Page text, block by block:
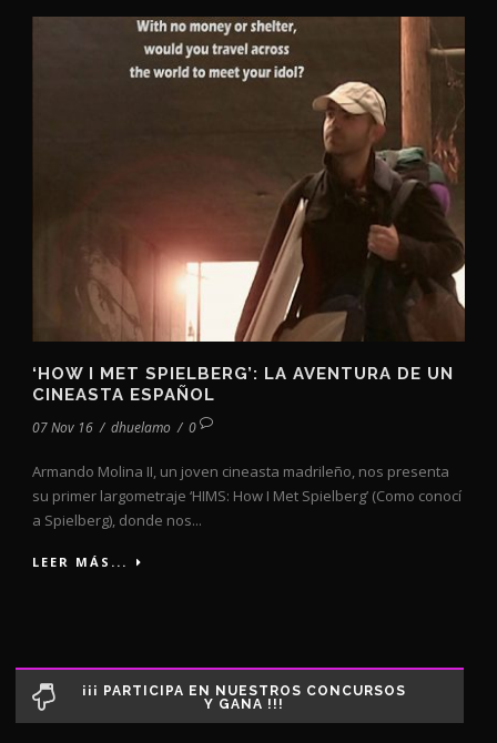
‘HOW I MET SPIELBERG’: LA AVENTURA DE UN
CINEASTA ESPAÑOL
07 Nov 16 / dhuelamo / 0
Armando Molina II, un joven cineasta madrileño, nos presenta
su primer largometraje ‘HIMS: How I Met Spielberg’ (Como conocí
a Spielberg), donde nos...
LEER MÁS...
¡¡¡ PARTICIPA EN NUESTROS CONCURSOS
Y GANA !!!